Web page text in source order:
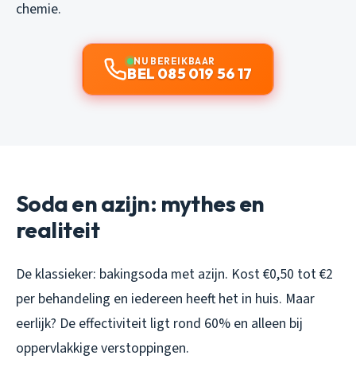
chemie.
NU BEREIKBAAR
BEL 085 019 56 17
Soda en azijn: mythes en
realiteit
De klassieker: bakingsoda met azijn. Kost €0,50 tot €2
per behandeling en iedereen heeft het in huis. Maar
eerlijk? De effectiviteit ligt rond 60% en alleen bij
oppervlakkige verstoppingen.